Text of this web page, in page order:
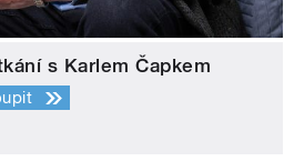
s Karlem Čapkem